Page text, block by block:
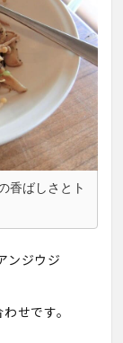
香ばしさとト
ンジウジ
せです。